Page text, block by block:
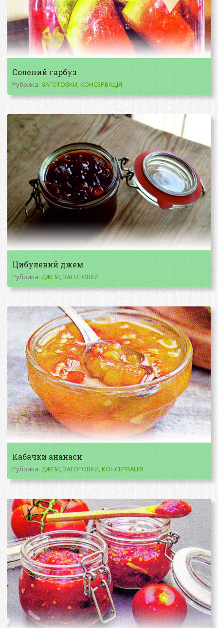
Солений гарбуз
Рубрика: ЗАГОТОВКИ, КОНСЕРВАЦІЯ
Цибулевий джем
Рубрика: ДЖЕМ, ЗАГОТОВКИ
Кабачки ананаси
Рубрика: ДЖЕМ, ЗАГОТОВКИ,КОНСЕРВАЦІЯ